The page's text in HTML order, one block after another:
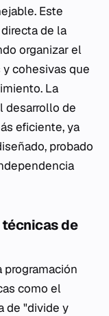
Este
de la
organizar el
cohesivas que
La
desarrollo de
eficiente, ya
probado
de
programación
como el
de "divide y